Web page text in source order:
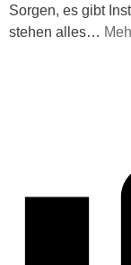
Sorgen, es gibt
stehen alles…